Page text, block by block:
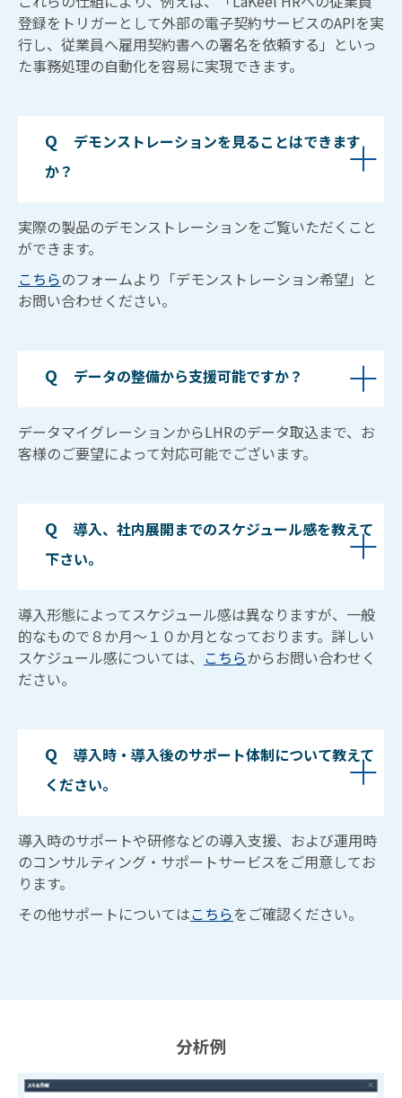
登録をトリガーとして外部の電子契約サービスのAPIを実
行し、従業員へ雇用契約書への署名を依頼する」といっ
た事務処理の自動化を容易に実現できます。
Q デモンストレーションを見ることはできます
か？
実際の製品のデモンストレーションをご覧いただくこと
ができます。
こちらのフォームより「デモンストレーション希望」と
お問い合わせください。
Q データの整備から支援可能ですか？
データマイグレーションからLHRのデータ取込まで、お
客様のご要望によって対応可能でございます。
Q 導入、社内展開までのスケジュール感を教えて
下さい。
導入形態によってスケジュール感は異なりますが、一般
的なもので８か月～１０か月となっております。詳しい
スケジュール感については、 こちらからお問い合わせく
ださい。
Q 導入時・導入後のサポート体制について教えて
ください。
導入時のサポートや研修などの導入支援、および運用時
のコンサルティング・サポートサービスをご用意してお
ります。
その他サポートについてはこちらをご確認ください。
分析例